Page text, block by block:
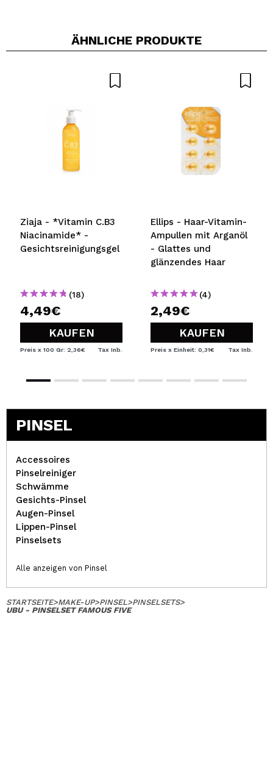
Ein Video oder Foto teilen
ÄHNLICHE PRODUKTE
Ziaja - *Vitamin C.B3
Niacinamide* -
Gesichtsreinigungsgel
(18)
4,49€
KAUFEN
Preis x 100 Gr: 2,36€ Tax Inb.
Ellips - Haar-Vitamin-
Ampullen mit Arganöl
- Glattes und
glänzendes Haar
(4)
2,49€
KAUFEN
Preis x Einheit: 0,31€ Tax Inb.
PINSEL
Accessoires
Pinselreiniger
Schwämme
Gesichts-Pinsel
Augen-Pinsel
Lippen-Pinsel
Pinselsets
Alle anzeigen von Pinsel
STARTSEITE>MAKE-UP>PINSEL>PINSELSETS>
UBU - PINSELSET FAMOUS FIVE